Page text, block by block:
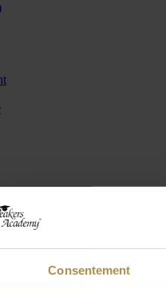
Consentement